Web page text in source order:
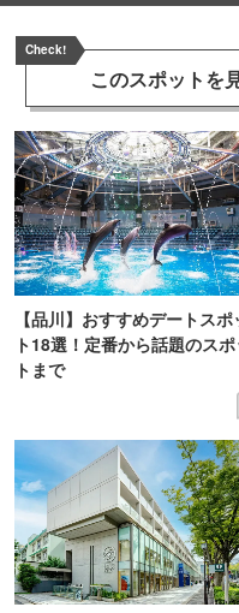
Check!
このスポットを
【品川】おすすめデートスポ
ト18選！定番から話題のスポ
トまで